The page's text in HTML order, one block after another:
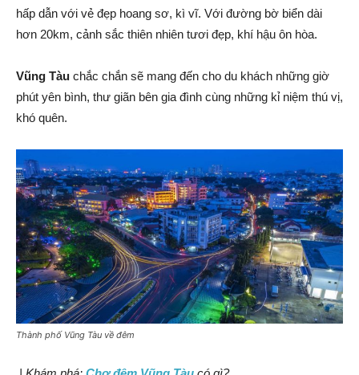
hấp dẫn với vẻ đẹp hoang sơ, kì vĩ. Với đường bờ biển dài
hơn 20km, cảnh sắc thiên nhiên tươi đẹp, khí hậu ôn hòa.
Vũng Tàu chắc chắn sẽ mang đến cho du khách những giờ
phút yên bình, thư giãn bên gia đình cùng những kỉ niệm thú vị,
khó quên.
Thành phố Vũng Tàu về đêm